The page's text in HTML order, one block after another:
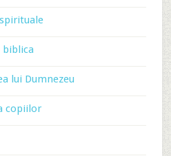
biblica
lui Dumnezeu
copiilor